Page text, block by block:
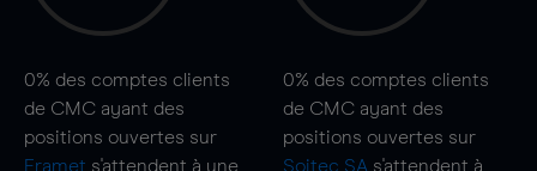
0% des comptes clients
de CMC ayant des
positions ouvertes sur
Eramet s'attendent à une
0% des comptes clients
de CMC ayant des
positions ouvertes sur
Soitec SA s'attendent à